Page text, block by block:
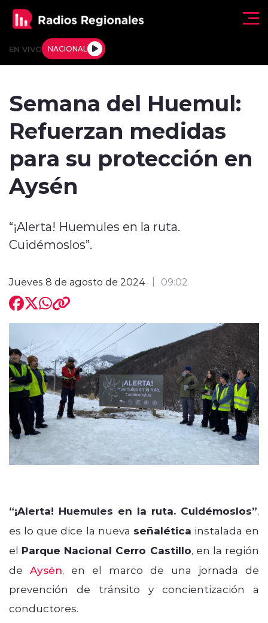
EN VIVO NACIONAL
Deportes
Regiones al Aire
modo claro
Semana del Huemul:
Refuerzan medidas
para su protección en
Aysén
“¡Alerta! Huemules en la ruta.
Cuidémoslos”.
Jueves 8 de agosto de 2024 09:02
“¡Alerta! Huemules en la ruta. Cuidémoslos”,
es lo que dice la nueva señalética instalada en
el Parque Nacional Cerro Castillo, en la región
de Aysén, en el marco de una jornada de
prevención de tránsito y concientización a
conductores.